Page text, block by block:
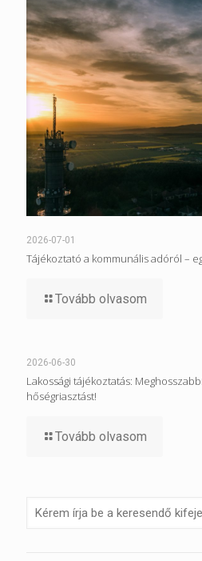
2026-07-01
Tájékoztató a kommunális adóról –
Tovább olvasom
2026-06-30
Lakossági tájékoztatás:
hőségriasztást!
Tovább olvasom